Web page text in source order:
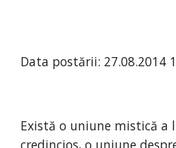
Data postării: 27.08.2014
Există o uniune mistică a
credincios, o uniune